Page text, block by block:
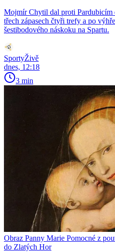
Mojmír Chytil dal proti Pardubicím
třech zápasech čtyři trefy a po
šestibodového náskoku na Spartu.
SportyŽivě
dnes, 12:18
3 min
Obraz Panny Marie Pomocné z
do Zlatých Hor